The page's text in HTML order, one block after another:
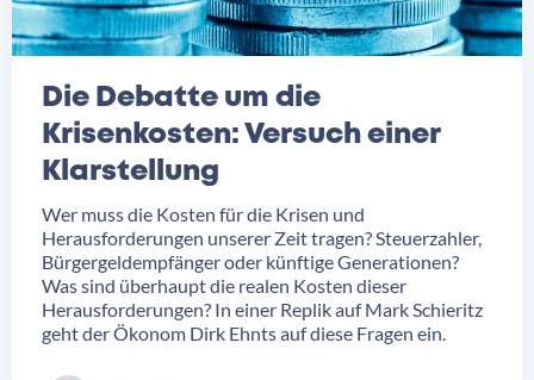
Die Debatte um die
Krisenkosten: Versuch einer
Klarstellung
Wer muss die Kosten für die Krisen und
Herausforderungen unserer Zeit tragen? Steuerzahler,
Bürgergeldempfänger oder künftige Generationen?
Was sind überhaupt die realen Kosten dieser
Herausforderungen? In einer Replik auf Mark Schieritz
geht der Ökonom Dirk Ehnts auf diese Fragen ein.